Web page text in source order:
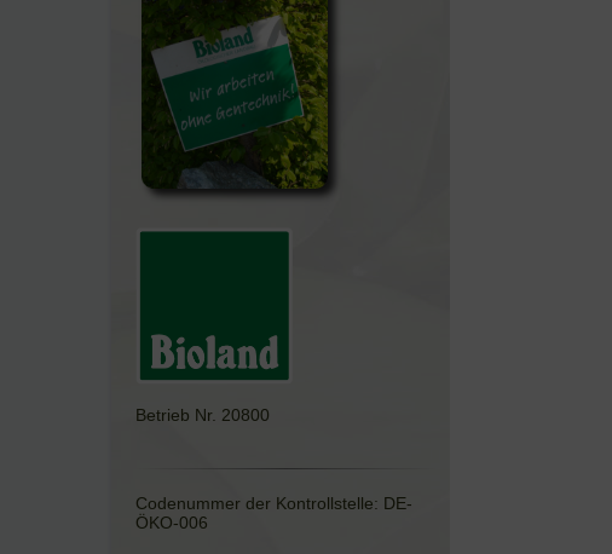
Betrieb Nr. 20800
Codenummer der Kontrollstelle: DE-
ÖKO-006